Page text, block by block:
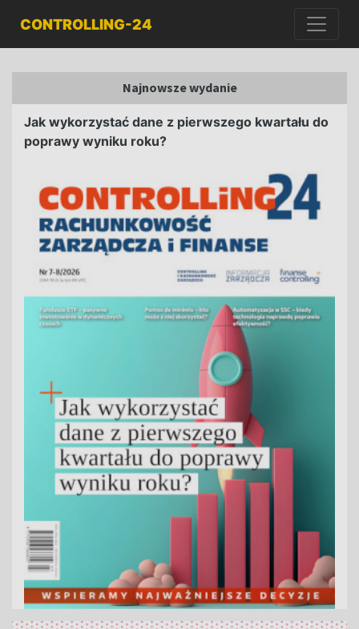
CONTROLLING-24
Najnowsze wydanie
Jak wykorzystać dane z pierwszego kwartału do
poprawy wyniku roku?